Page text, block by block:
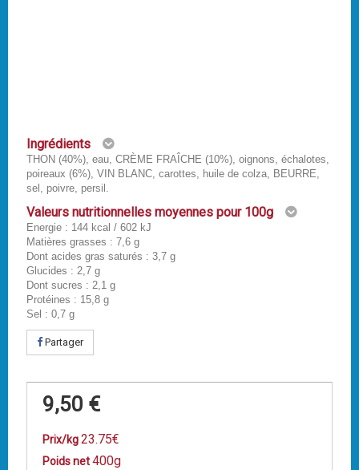
Ingrédients
THON (40%), eau, CRÈME FRAÎCHE (10%), oignons, échalotes,
poireaux (6%), VIN BLANC, carottes, huile de colza, BEURRE,
sel, poivre, persil.
Valeurs nutritionnelles moyennes pour 100g
Energie : 144 kcal / 602 kJ
Matières grasses : 7,6 g
Dont acides gras saturés : 3,7 g
Glucides : 2,7 g
Dont sucres : 2,1 g
Protéines : 15,8 g
Sel : 0,7 g
Partager
9,50 €
Prix/kg23.75€
Poids net400g